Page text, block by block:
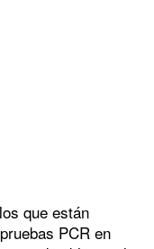
que están
PCR en